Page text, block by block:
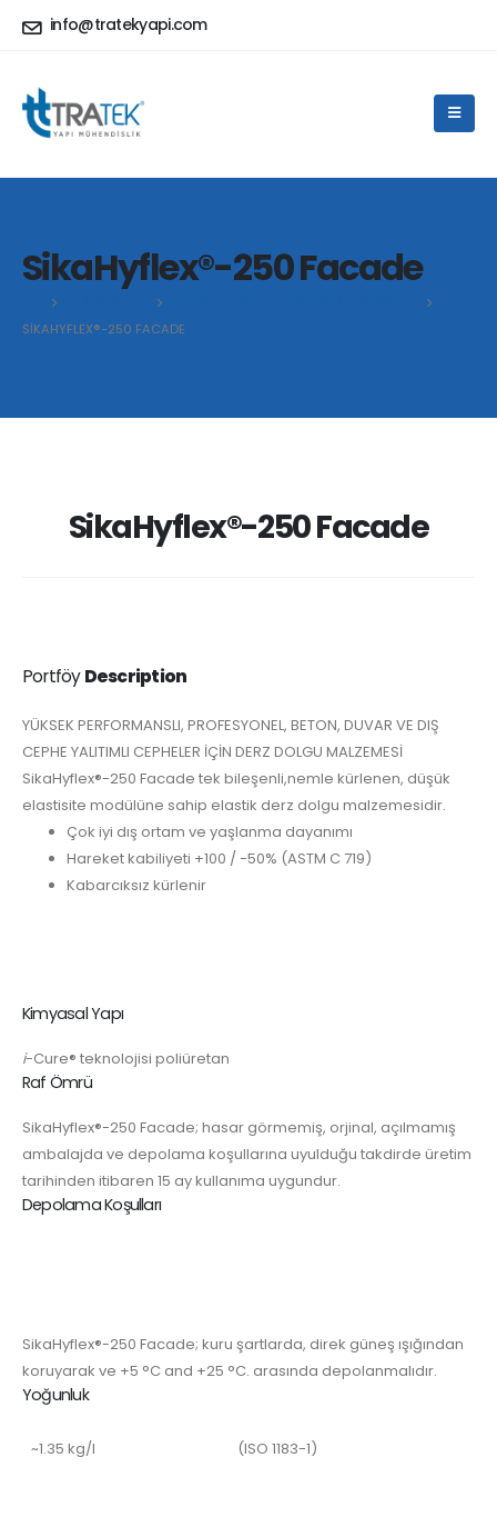
info@tratekyapi.com
SikaHyflex®-250 Facade
SIKAHYFLEX®-250 FACADE
SikaHyflex®-250 Facade
PortföyDescription
YÜKSEK PERFORMANSLI, PROFESYONEL, BETON, DUVAR VE DIŞ
CEPHE YALITIMLI CEPHELER İÇİN DERZ DOLGU MALZEMESİ
SikaHyflex®-250 Facade tek bileşenli,nemle kürlenen, düşük
elastisite modülüne sahip elastik derz dolgu malzemesidir.
Çok iyi dış ortam ve yaşlanma dayanımı
Hareket kabiliyeti +100 / −50% (ASTM C 719)
Kabarcıksız kürlenir
Kimyasal Yapı
i-Cure® teknolojisi poliüretan
Raf Ömrü
SikaHyflex®-250 Facade; hasar görmemiş, orjinal, açılmamış
ambalajda ve depolama koşullarına uyulduğu takdirde üretim
tarihinden itibaren 15 ay kullanıma uygundur.
Depolama Koşulları
SikaHyflex®-250 Facade; kuru şartlarda, direk güneş ışığından
koruyarak ve +5 °C and +25 °C. arasında depolanmalıdır.
Yoğunluk
~1.35 kg/l (ISO 1183-1)